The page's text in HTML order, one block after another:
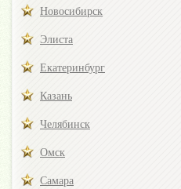
Новосибирск
Элиста
Екатеринбург
Казань
Челябинск
Омск
Самара